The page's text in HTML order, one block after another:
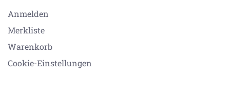
Anmelden
Merkliste
Warenkorb
Cookie-Einstellungen